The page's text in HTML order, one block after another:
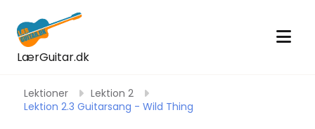
LærGuitar.dk
Lektioner
Lektion 2
Lektion 2.3 Guitarsang - Wild Thing